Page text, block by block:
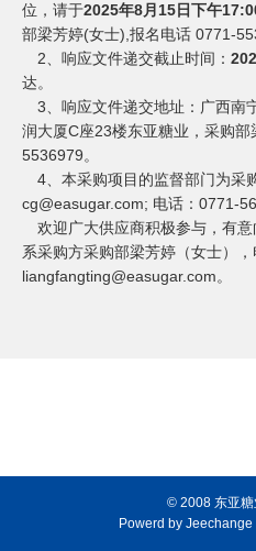
位，请于2025年8月15日下午
部梁芳婷(女士),报名电话 0771-
2、响应文件递交截止时间：
达。
3、响应文件递交地址：广西南
润大厦C座23楼东亚糖业，采购
5536979。
4、本采购项目的监督部门为采
cg@easugar.com; 电话：0771-
欢迎广大供应商积极参与，有
系采购方采购部梁芳婷（女士），
liangfangting@easugar.com。
© 2008 东亚糖
Powerd by Jeechange